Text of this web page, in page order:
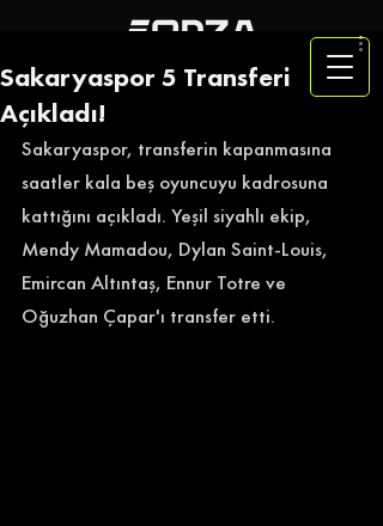
Sakaryaspor 5 Transferi
Açıkladı!
Sakaryaspor, transferin kapanmasına
saatler kala beş oyuncuyu kadrosuna
kattığını açıkladı. Yeşil siyahlı ekip,
Mendy Mamadou, Dylan Saint-Louis,
Emircan Altıntaş, Ennur Totre ve
Oğuzhan Çapar'ı transfer etti.